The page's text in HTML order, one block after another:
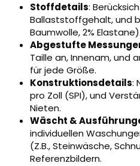
Stoffdetails:
Ballaststoffgehalt, und
Baumwolle, 2% Elastane).
Abgestufte
Taille an, Innenam, und
für jede Größe.
Konstruktionsdetails:
pro Zoll (SPI), und
Nieten.
Wäscht &
individuellen
(Z.B., Steinwäsche,
Referenzbildern.